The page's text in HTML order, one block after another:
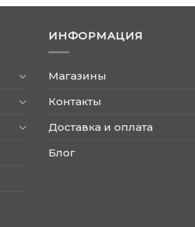
ИНФОРМАЦИЯ
Магазины
Контакты
Доставка и оплата
Блог